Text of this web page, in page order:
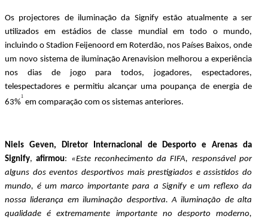
Os projectores de iluminação da Signify estão atualmente a ser
utilizados em estádios de classe mundial em todo o mundo,
incluindo o Stadion Feijenoord em Roterdão, nos Países Baixos, onde
um novo sistema de iluminação Arenavision melhorou a experiência
nos dias de jogo para todos, jogadores, espectadores,
telespectadores e permitiu alcançar uma poupança de energia de
63%
1
em comparação com os sistemas anteriores.
Niels Geven, Diretor Internacional de Desporto e Arenas da
Signify, afirmou: «Este reconhecimento da FIFA, responsável por
alguns dos eventos desportivos mais prestigiados e assistidos do
mundo, é um marco importante para a Signify e um reflexo da
nossa liderança em iluminação desportiva. A iluminação de alta
qualidade é extremamente importante no desporto moderno,